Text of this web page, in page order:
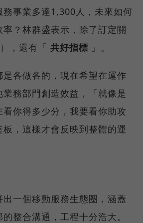
務事業多達1,300人，未來如何
？林群盛表示，除了訂定關
，還有「 共好指標 」。
各做各的，現在希望在運作
務部門創造效益，「就像是
你得多少分，我要看你助攻
，這樣才會反映到整體的運
一個移動服務生態圈，涵蓋
整合溝通，工程十分浩大。